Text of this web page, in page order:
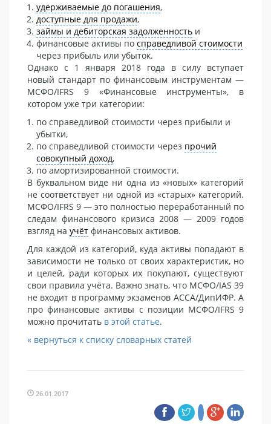
удерживаемые до погашения,
доступные для продажи,
займы и дебиторская задолженность и
финансовые активы по справедливой стоимости
через прибыль или убыток.
Однако с 1 января 2018 года в силу вступает
новый стандарт по финансовым инструментам —
МСФО/IFRS 9 «Финансовые инструменты», в
котором уже три категории:
по справедливой стоимости через прибыли и
убытки,
по справедливой стоимости через прочий
совокупный доход,
по амортизированной стоимости.
В буквальном виде ни одна из «новых» категорий
не соответствует ни одной из «старых» категорий.
МСФО/IFRS 9 — это полностью переработанный по
следам финансового кризиса 2008 — 2009 годов
взгляд на учёт финансовых активов.
Для каждой из категорий, куда активы попадают в
зависимости не только от своих характеристик, но
и целей, ради которых их покупают, существуют
свои правила учёта. Важно знать, что МСФО/IAS 39
не входит в программу экзаменов ACCA/ДипИФР. А
про финансовые активы с позиции МСФО/IFRS 9
можно прочитать в этой статье.
« вернуться к списку словарных статей
26.01.2017